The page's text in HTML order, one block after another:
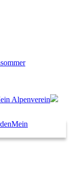
Alpenverein
Mein